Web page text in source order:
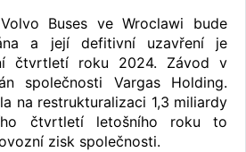
Buses ve Wroclawi bude
a její defitivní uzavření je
čtvrtletí roku 2024. Závod v
společnosti Vargas Holding.
na restrukturalizaci 1,3 miliardy
čtvrtletí letošního roku to
zisk společnosti.